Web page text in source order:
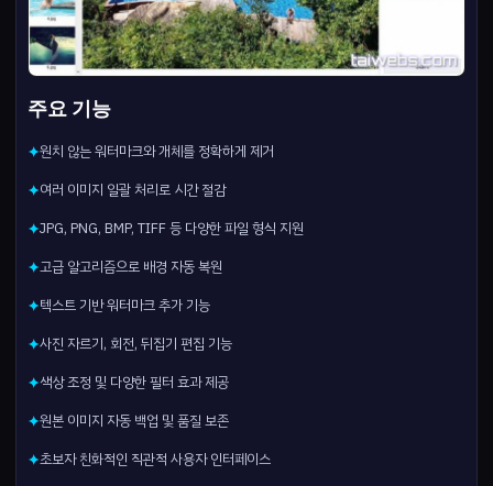
주요 기능
✦원치 않는 워터마크와 개체를 정확하게 제거
✦여러 이미지 일괄 처리로 시간 절감
✦JPG, PNG, BMP, TIFF 등 다양한 파일 형식 지원
✦고급 알고리즘으로 배경 자동 복원
✦텍스트 기반 워터마크 추가 기능
✦사진 자르기, 회전, 뒤집기 편집 기능
✦색상 조정 및 다양한 필터 효과 제공
✦원본 이미지 자동 백업 및 품질 보존
✦초보자 친화적인 직관적 사용자 인터페이스